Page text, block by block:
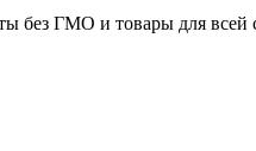
без ГМО и товары для